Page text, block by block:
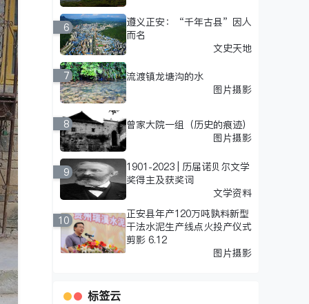
6
遵义正安：“千年古县”因人
而名
文史天地
7
流渡镇龙塘沟的水
图片摄影
8
曾家大院一组（历史的痕迹）
图片摄影
9
1901-2023 | 历届诺贝尔文学
奖得主及获奖词
文学资料
10
正安县年产120万吨孰料新型
干法水泥生产线点火投产仪式
剪影 6.12
图片摄影
标签云